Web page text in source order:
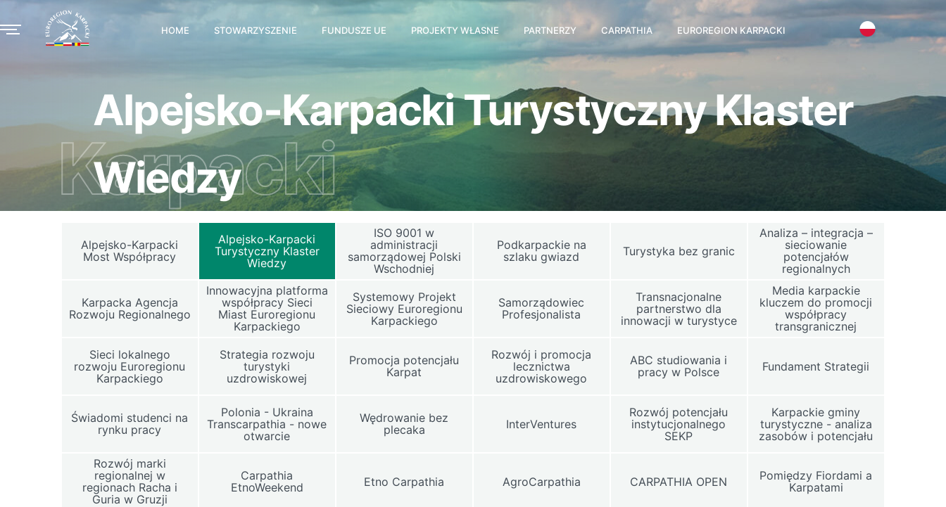
HOME STOWARZYSZENIE FUNDUSZE UE PROJEKTY WŁASNE PARTNERZY CARPATHIA EUROREGION KARPACKI
Karpacki
Alpejsko-Karpacki Turystyczny Klaster
Wiedzy
Alpejsko-Karpacki
Most Współpracy
Alpejsko-Karpacki
Turystyczny Klaster
Wiedzy
ISO 9001 w
administracji
samorządowej Polski
Wschodniej
Podkarpackie na
szlaku gwiazd
Turystyka bez granic
Analiza – integracja –
sieciowanie
potencjałów
regionalnych
Karpacka Agencja
Rozwoju Regionalnego
Innowacyjna platforma
współpracy Sieci
Miast Euroregionu
Karpackiego
Systemowy Projekt
Sieciowy Euroregionu
Karpackiego
Samorządowiec
Profesjonalista
Transnacjonalne
partnerstwo dla
innowacji w turystyce
Media karpackie
kluczem do promocji
współpracy
transgranicznej
Sieci lokalnego
rozwoju Euroregionu
Karpackiego
Strategia rozwoju
turystyki
uzdrowiskowej
Promocja potencjału
Karpat
Rozwój i promocja
lecznictwa
uzdrowiskowego
ABC studiowania i
pracy w Polsce
Fundament Strategii
Świadomi studenci na
rynku pracy
Polonia - Ukraina
Transcarpathia - nowe
otwarcie
Wędrowanie bez
plecaka
InterVentures
Rozwój potencjału
instytucjonalnego
SEKP
Karpackie gminy
turystyczne - analiza
zasobów i potencjału
Rozwój marki
regionalnej w
regionach Racha i
Guria w Gruzji
Carpathia
EtnoWeekend
Etno Carpathia AgroCarpathia CARPATHIA OPEN
Pomiędzy Fiordami a
Karpatami